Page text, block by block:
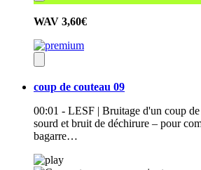
WAV 3,60€
coup de couteau 09
00:01 - LESF | Bruitage d'un coup
sourd et bruit de déchirure – pour
bagarre…